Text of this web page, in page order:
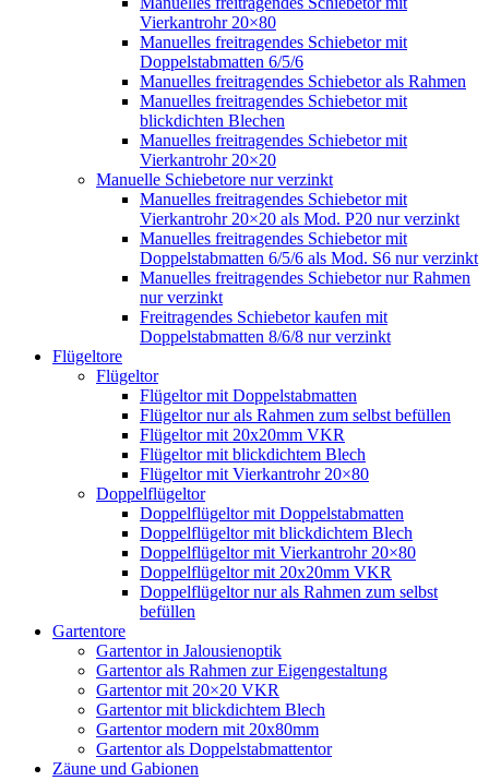
Vierkantrohr 20×80
Manuelles freitragendes Schiebetor mit
Doppelstabmatten 6/5/6
Manuelles freitragendes Schiebetor als Rahmen
Manuelles freitragendes Schiebetor mit
blickdichten Blechen
Manuelles freitragendes Schiebetor mit
Vierkantrohr 20×20
Manuelle Schiebetore nur verzinkt
Manuelles freitragendes Schiebetor mit
Vierkantrohr 20×20 als Mod. P20 nur verzinkt
Manuelles freitragendes Schiebetor mit
Doppelstabmatten 6/5/6 als Mod. S6 nur verzinkt
Manuelles freitragendes Schiebetor nur Rahmen
nur verzinkt
Freitragendes Schiebetor kaufen mit
Doppelstabmatten 8/6/8 nur verzinkt
Flügeltore
Flügeltor
Flügeltor mit Doppelstabmatten
Flügeltor nur als Rahmen zum selbst befüllen
Flügeltor mit 20x20mm VKR
Flügeltor mit blickdichtem Blech
Flügeltor mit Vierkantrohr 20×80
Doppelflügeltor
Doppelflügeltor mit Doppelstabmatten
Doppelflügeltor mit blickdichtem Blech
Doppelflügeltor mit Vierkantrohr 20×80
Doppelflügeltor mit 20x20mm VKR
Doppelflügeltor nur als Rahmen zum selbst
befüllen
Gartentore
Gartentor in Jalousienoptik
Gartentor als Rahmen zur Eigengestaltung
Gartentor mit 20×20 VKR
Gartentor mit blickdichtem Blech
Gartentor modern mit 20x80mm
Gartentor als Doppelstabmattentor
Zäune und Gabionen